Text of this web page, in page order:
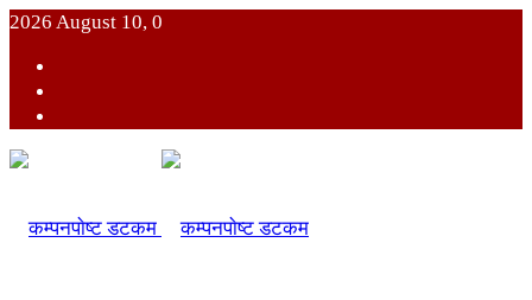
2026 August 10, 0